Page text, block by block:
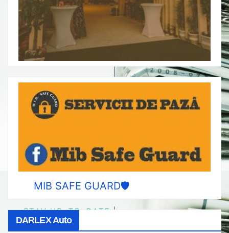
MIB SAFE GUARD🛡️
DARLEX Auto